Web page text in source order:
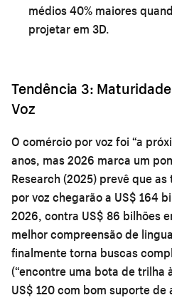
médios 40% maiores
projetar em 3D.
Tendência 3:
Voz
O comércio por voz foi “a
anos, mas 2026 marca um
Research (2025) prevê que
por voz chegarão a US$ 164
2026, contra US$ 86 bilhões
melhor compreensão de
finalmente torna buscas
(“encontre uma bota de trilha
US$ 120 com bom suporte de